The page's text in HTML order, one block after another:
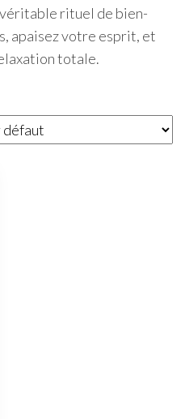
rituel de bien-
apaisez votre esprit, et
totale.